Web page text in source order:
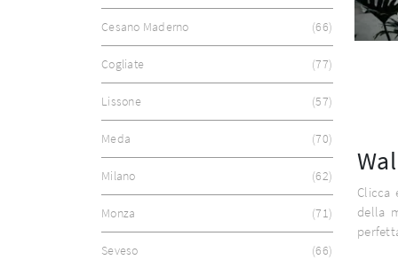
Clicca
della
Cesano Maderno 66
Cogliate 77
Lissone 57
Meda 70
Milano 62
Monza 71
Seveso 66